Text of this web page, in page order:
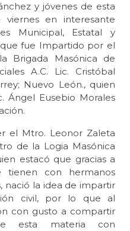
y jóvenes de esta
viernes en interesante
Municipal, Estatal y
fue Impartido por el
Brigada Masónica de
A.C. Lic. Cristóbal
Nuevo León., quien
Ángel Eusebio Morales
el Mtro. Leonor Zaleta
de la Logia Masónica
estacó que gracias a
tienen con hermanos
nació la idea de impartir
civil, por lo que al
con gusto a compartir
esta materia con